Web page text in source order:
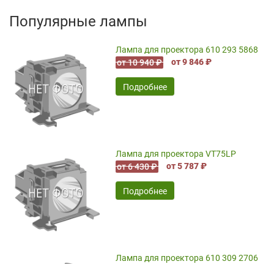
Популярные лампы
Лампа для проектора 610 293 5868
от 10 940 ₽
от 9 846 ₽
Подробнее
Лампа для проектора VT75LP
от 6 430 ₽
от 5 787 ₽
Подробнее
Лампа для проектора 610 309 2706